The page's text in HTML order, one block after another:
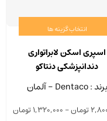
انتخاب گزینه ها
این
می
اسپری اسکن لابراتواری
دندانپزشکی دنتاکو
برند : Dentaco - آلمان
تومان–
1,320,000تومان